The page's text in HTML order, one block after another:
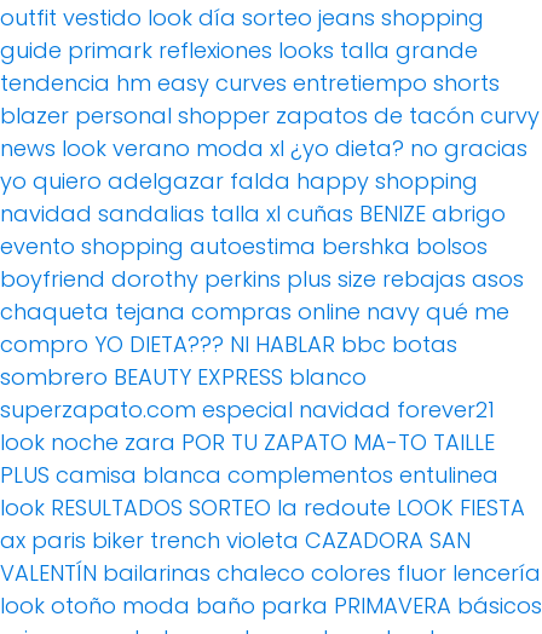
outfit vestido look día sorteo jeans shopping
guide primark reflexiones looks talla grande
tendencia hm easy curves entretiempo shorts
blazer personal shopper zapatos de tacón curvy
news look verano moda xl ¿yo dieta? no gracias
yo quiero adelgazar falda happy shopping
navidad sandalias talla xl cuñas BENIZE abrigo
evento shopping autoestima bershka bolsos
boyfriend dorothy perkins plus size rebajas asos
chaqueta tejana compras online navy qué me
compro YO DIETA??? NI HABLAR bbc botas
sombrero BEAUTY EXPRESS blanco
superzapato.com especial navidad forever21
look noche zara POR TU ZAPATO MA-TO TAILLE
PLUS camisa blanca complementos entulinea
look RESULTADOS SORTEO la redoute LOOK FIESTA
ax paris biker trench violeta CAZADORA SAN
VALENTÍN bailarinas chaleco colores fluor lencería
look otoño moda baño parka PRIMAVERA básicos